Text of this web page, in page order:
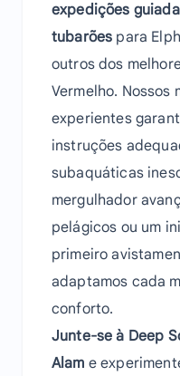
expedições
tubarões para
outros dos
Vermelho. Nossos
experientes
instruções
subaquáticas
mergulhador
pelágicos ou um
primeiro
adaptamos cada
conforto.
Junte-se à Deep
Alam e